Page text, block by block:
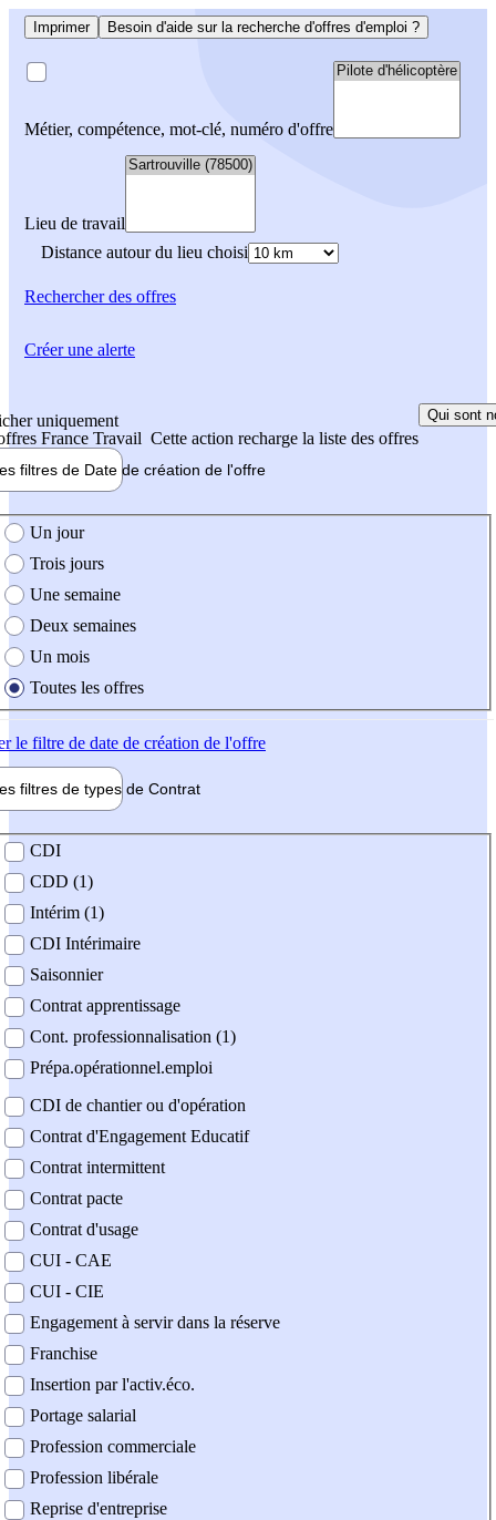
Imprimer Besoin d'aide sur la recherche d'offres d'emploi ?
Métier, compétence, mot-clé, numéro d'offre
Lieu de travail
Distance autour du lieu choisi
Rechercherdes offres
uniquement
France Travail Cette action recharge la liste des offres
Qui sont
filtres de Date de création de l'offre
création de l'offre
Un jour
Trois jours
Une semaine
Deux semaines
Un mois
Toutes les offres
le filtre de date de création de l'offre
filtres de types de Contrat
contrat
CDI
CDD (1)
Intérim (1)
CDI Intérimaire
Saisonnier
Contrat apprentissage
Cont. professionnalisation (1)
Prépa.opérationnel.emploi
CDI de chantier ou d'opération
Contrat d'Engagement Educatif
Contrat intermittent
Contrat pacte
Contrat d'usage
CUI - CAE
CUI - CIE
Engagement à servir dans la réserve
Franchise
Insertion par l'activ.éco.
Portage salarial
Profession commerciale
Profession libérale
Reprise d'entreprise
Créer une alerte